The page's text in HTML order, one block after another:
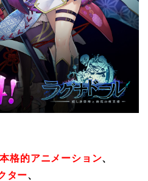
本格的アニメーション、
ター、